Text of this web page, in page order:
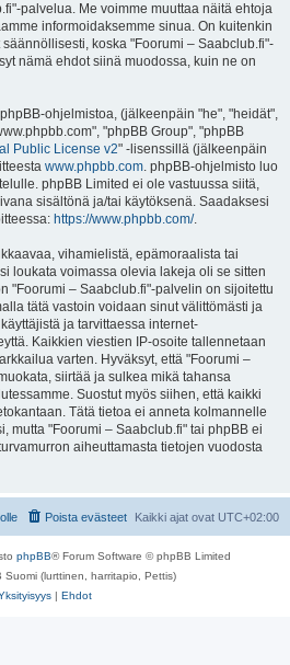
palvelua. Me voimme muuttaa näitä ehtoja
informoidaksemme sinua. On kuitenkin
koska "Foorumi – Saabclub.fi"-
nämä ehdot siinä muodossa, kuin ne on
ohjelmistoa, (jälkeenpäin "he", "heidät",
"phpBB Group", "phpBB
Public License v2" -lisenssillä (jälkeenpäin
www.phpbb.com. phpBB-ohjelmisto luo
phpBB Limited ei ole vastuussa siitä,
sisältönä ja/tai käytöksenä. Saadaksesi
https://www.phpbb.com/.
vihamielistä, epämoraalista tai
loukata voimassa olevia lakeja oli se sitten
"Foorumi – Saabclub.fi"-palvelin on sijoitettu
tätä vastoin voidaan sinut välittömästi ja
ja tarvittaessa internet-
Kaikkien viestien IP-osoite tallennetaan
varten. Hyväksyt, että "Foorumi –
siirtää ja sulkea mikä tahansa
Suostut myös siihen, että kaikki
Tätä tietoa ei anneta kolmannelle
mutta "Foorumi – Saabclub.fi" tai phpBB ei
aiheuttamasta tietojen vuodosta
Kaikki ajat ovat UTC+02:00
Poista evästeet
phpBB® Forum Software © phpBB Limited
(lurttinen, harritapio, Pettis)
| Ehdot